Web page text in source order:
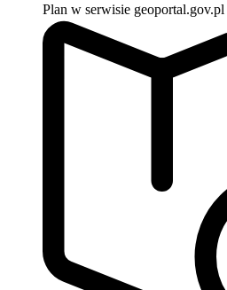
Plan w serwisie geoportal.gov.pl